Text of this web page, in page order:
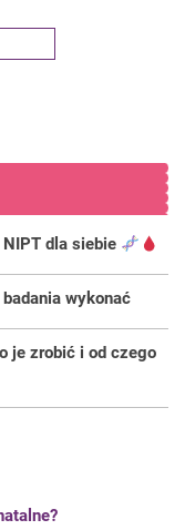
dla siebie
wykonać
je zrobić i od czego